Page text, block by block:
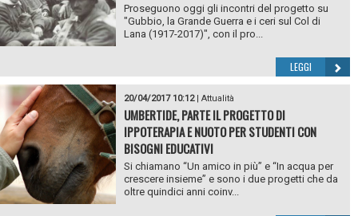
Proseguono oggi gli incontri del progetto su
"Gubbio, la Grande Guerra e i ceri sul Col di
Lana (1917-2017)", con il pro...
LEGGI
20/04/2017 10:12| Attualità
UMBERTIDE, PARTE IL PROGETTO DI
IPPOTERAPIA E NUOTO PER STUDENTI CON
BISOGNI EDUCATIVI
Si chiamano “Un amico in più” e “In acqua per
crescere insieme” e sono i due progetti che da
oltre quindici anni coinv...